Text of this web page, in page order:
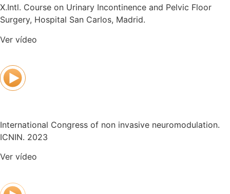
X.Intl. Course on Urinary Incontinence and Pelvic Floor
Surgery, Hospital San Carlos, Madrid.
Ver vídeo
International Congress of non invasive neuromodulation.
ICNIN. 2023
Ver vídeo